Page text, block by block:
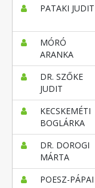
PATAKI JUDIT
MÓRÓ
ARANKA
DR. SZŐKE
JUDIT
KECSKEMÉTI
BOGLÁRKA
DR. DOROGI
MÁRTA
POESZ-PÁPAI